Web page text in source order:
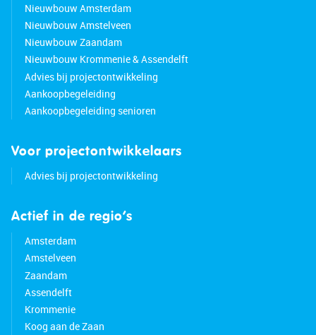
Nieuwbouw Amsterdam
Nieuwbouw Amstelveen
Nieuwbouw Zaandam
Nieuwbouw Krommenie & Assendelft
Advies bij projectontwikkeling
Aankoopbegeleiding
Aankoopbegeleiding senioren
Voor projectontwikkelaars
Advies bij projectontwikkeling
Actief in de regio’s
Amsterdam
Amstelveen
Zaandam
Assendelft
Krommenie
Koog aan de Zaan